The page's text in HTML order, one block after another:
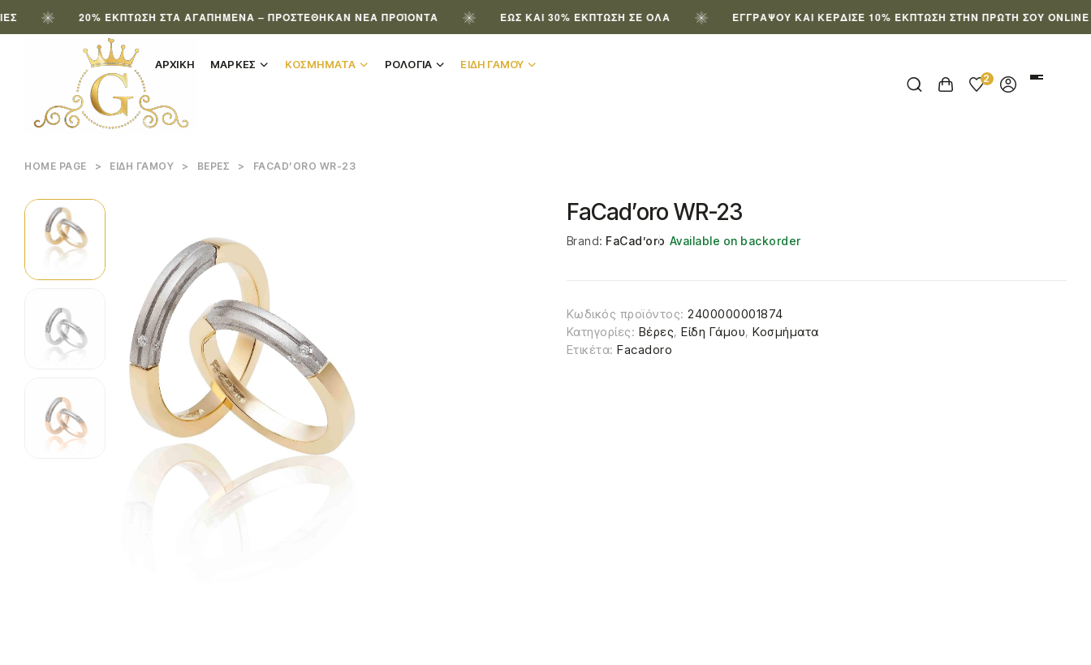
20% ΈΚΠΤΩΣΗ ΣΤΑ ΑΓΑΠΗΜΈΝΑ – ΠΡΟΣΤΈΘΗΚΑΝ ΝΈΑ ΠΡΟΪΌΝΤΑ ΈΩΣ ΚΑΙ 30% ΈΚΠΤΩΣΗ ΣΕ ΌΛΑ ΕΓΓΡΆΨΟΥ ΚΑΙ ΚΈΡΔΙΣΕ 10% ΈΚΠΤΩΣΗ ΣΤΗΝ ΠΡΏΤΗ ΣΟΥ ONLINE
ΑΡΧΙΚΗ ΜΑΡΚΕΣ ΚΟΣΜΗΜΑΤΑ ΡΟΛΟΓΙΑ ΕΙΔΗ ΓΑΜΟΥ
2
HOME PAGE > ΕΊΔΗ ΓΆΜΟΥ > ΒΈΡΕΣ > FACAD’ORO WR-23
FaCad’oro WR-23
Brand: FaCad’oro Available on backorder
Κωδικός προϊόντος:2400000001874
Κατηγορίες: Βέρες,Είδη Γάμου,Κοσμήματα
Ετικέτα:Facadoro